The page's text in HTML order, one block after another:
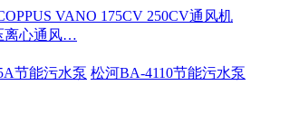
VANO 175CV 250CV通风机
离心通风…
节能污水泵 松河BA-4110节能污水泵